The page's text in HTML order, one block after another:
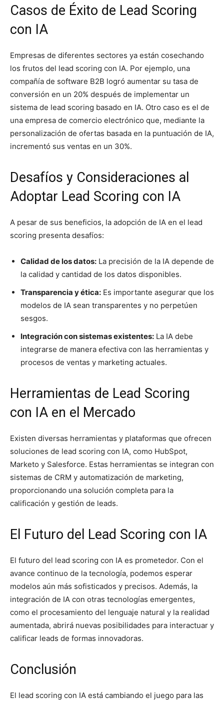
Casos de Éxito de Lead Scoring
con IA
Empresas de diferentes sectores ya están cosechando
los frutos del lead scoring con IA. Por ejemplo, una
compañía de software B2B logró aumentar su tasa de
conversión en un 20% después de implementar un
sistema de lead scoring basado en IA. Otro caso es el de
una empresa de comercio electrónico que, mediante la
personalización de ofertas basada en la puntuación de IA,
incrementó sus ventas en un 30%.
Desafíos y Consideraciones al
Adoptar Lead Scoring con IA
A pesar de sus beneficios, la adopción de IA en el lead
scoring presenta desafíos:
Calidad de los datos: La precisión de la IA depende de
la calidad y cantidad de los datos disponibles.
Transparencia y ética: Es importante asegurar que los
modelos de IA sean transparentes y no perpetúen
sesgos.
Integración con sistemas existentes: La IA debe
integrarse de manera efectiva con las herramientas y
procesos de ventas y marketing actuales.
Herramientas de Lead Scoring
con IA en el Mercado
Existen diversas herramientas y plataformas que ofrecen
soluciones de lead scoring con IA, como HubSpot,
Marketo y Salesforce. Estas herramientas se integran con
sistemas de CRM y automatización de marketing,
proporcionando una solución completa para la
calificación y gestión de leads.
El Futuro del Lead Scoring con IA
El futuro del lead scoring con IA es prometedor. Con el
avance continuo de la tecnología, podemos esperar
modelos aún más sofisticados y precisos. Además, la
integración de IA con otras tecnologías emergentes,
como el procesamiento del lenguaje natural y la realidad
aumentada, abrirá nuevas posibilidades para interactuar y
calificar leads de formas innovadoras.
Conclusión
El lead scoring con IA está cambiando el juego para las